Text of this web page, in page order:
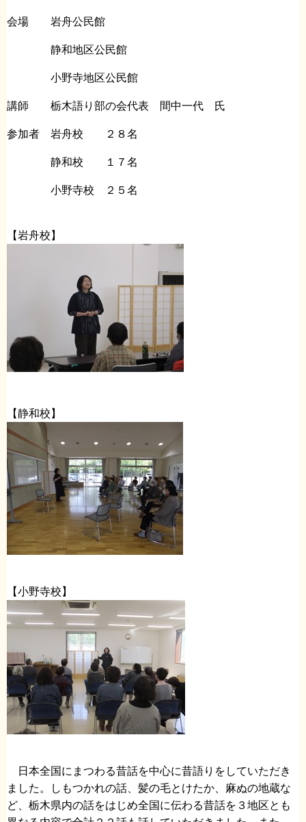
会場 岩舟公民館
静和地区公民館
小野寺地区公民館
講師 栃木語り部の会代表 間中一代 氏
参加者 岩舟校 ２８名
静和校 １７名
小野寺校 ２５名
【岩舟校】
【静和校】
【小野寺校】​
日本全国にまつわる昔話を中心に昔語りをしていただき
ました。しもつかれの話、髪の毛とけたか、麻ぬの地蔵な
ど、栃木県内の話をはじめ全国に伝わる昔話を３地区とも